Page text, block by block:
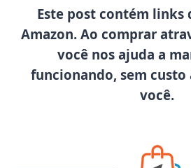
Este post contém links
Amazon. Ao comprar
você nos ajuda a
funcionando, sem
você.